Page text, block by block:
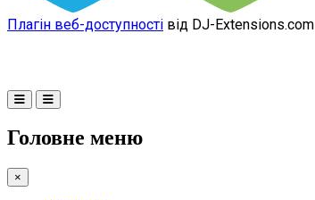
Плагін веб-доступності від DJ-Extensions.com
Головне меню
×